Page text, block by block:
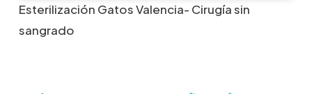
Esterilización Gatos Valencia- Cirugía sin
sangrado